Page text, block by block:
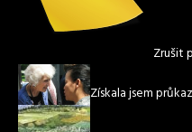
Zrušit
Získala jsem